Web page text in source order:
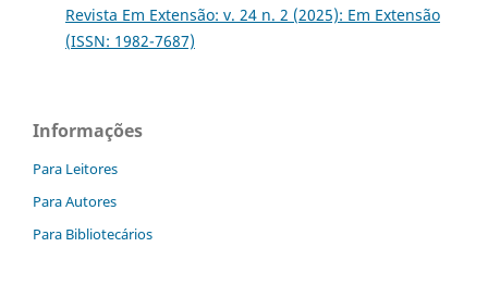
Revista Em Extensão: v. 24 n. 2 (2025): Em Extensão
(ISSN: 1982-7687)
Informações
Para Leitores
Para Autores
Para Bibliotecários